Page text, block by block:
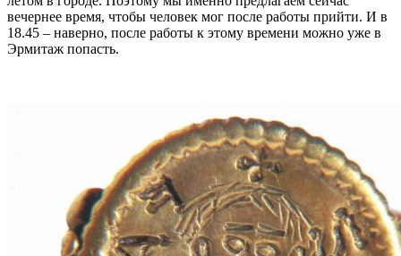
вечернее время, чтобы человек мог после работы прийти. И в
18.45 – наверно, после работы к этому времени можно уже в
Эрмитаж попасть.